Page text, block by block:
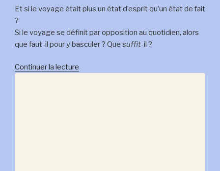
Et si le voyage était plus un état d’esprit qu’un état de fait
?
Si le voyage se définit par opposition au quotidien, alors
que faut-il pour y basculer ? Que suffit-il ?
Continuer la lecture